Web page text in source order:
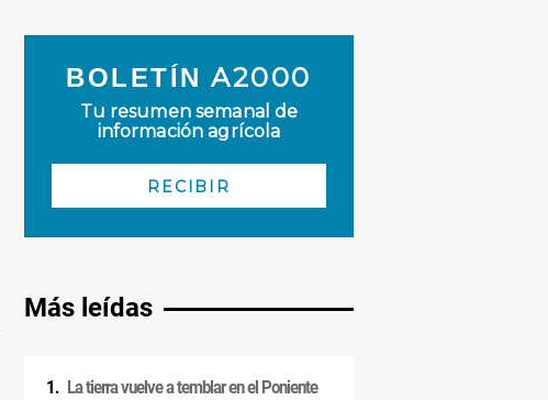
Más leídas
La tierra vuelve a temblar en el Poniente